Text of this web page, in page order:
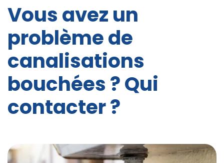
Vous avez un
problème de
canalisations
bouchées ? Qui
contacter ?